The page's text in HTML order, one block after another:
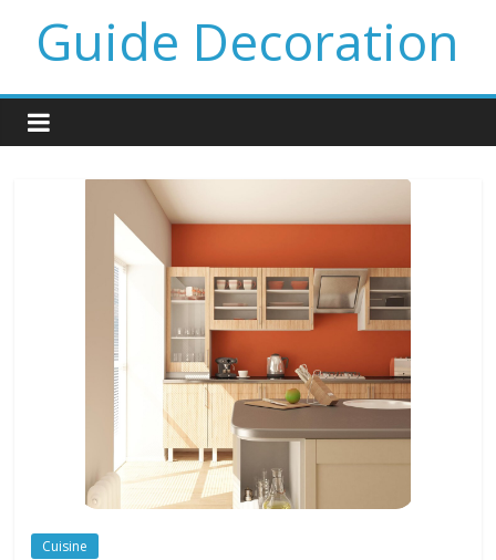
Guide Decoration
Cuisine